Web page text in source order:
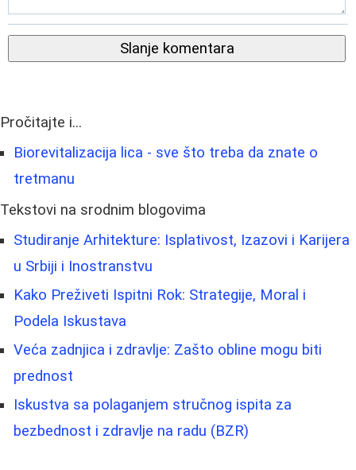
Slanje komentara
Pročitajte i...
Biorevitalizacija lica - sve što treba da znate o
tretmanu
Tekstovi na srodnim blogovima
Studiranje Arhitekture: Isplativost, Izazovi i Karijera
u Srbiji i Inostranstvu
Kako Preživeti Ispitni Rok: Strategije, Moral i
Podela Iskustava
Veća zadnjica i zdravlje: Zašto obline mogu biti
prednost
Iskustva sa polaganjem stručnog ispita za
bezbednost i zdravlje na radu (BZR)